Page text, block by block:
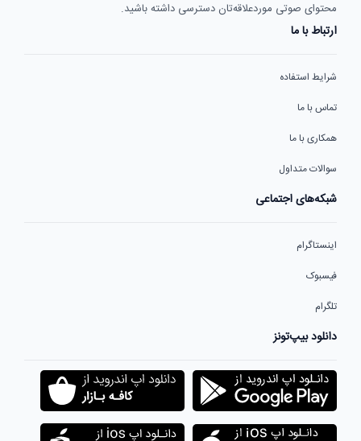
محتوای صوتی موردعلاقه‌تان دسترسی داشته باشید.
ارتباط با ما
شرایط استفاده
تماس با ما
همکاری با ما
سوالات متداول
شبکه‌های اجتماعی
اینستاگرام
فیسبوک
تلگرام
دانلود بیپ‌تونز